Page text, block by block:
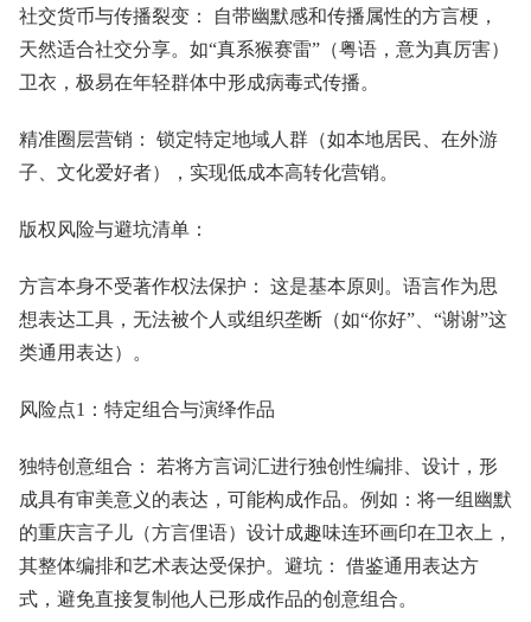
社交货币与传播裂变： 自带幽默感和传播属性的方言梗，
天然适合社交分享。如“真系猴赛雷”（粤语，意为真厉害）
卫衣，极易在年轻群体中形成病毒式传播。
精准圈层营销： 锁定特定地域人群（如本地居民、在外游
子、文化爱好者），实现低成本高转化营销。
版权风险与避坑清单：
方言本身不受著作权法保护： 这是基本原则。语言作为思
想表达工具，无法被个人或组织垄断（如“你好”、“谢谢”这
类通用表达）。
风险点1：特定组合与演绎作品
独特创意组合： 若将方言词汇进行独创性编排、设计，形
成具有审美意义的表达，可能构成作品。例如：将一组幽默
的重庆言子儿（方言俚语）设计成趣味连环画印在卫衣上，
其整体编排和艺术表达受保护。避坑： 借鉴通用表达方
式，避免直接复制他人已形成作品的创意组合。